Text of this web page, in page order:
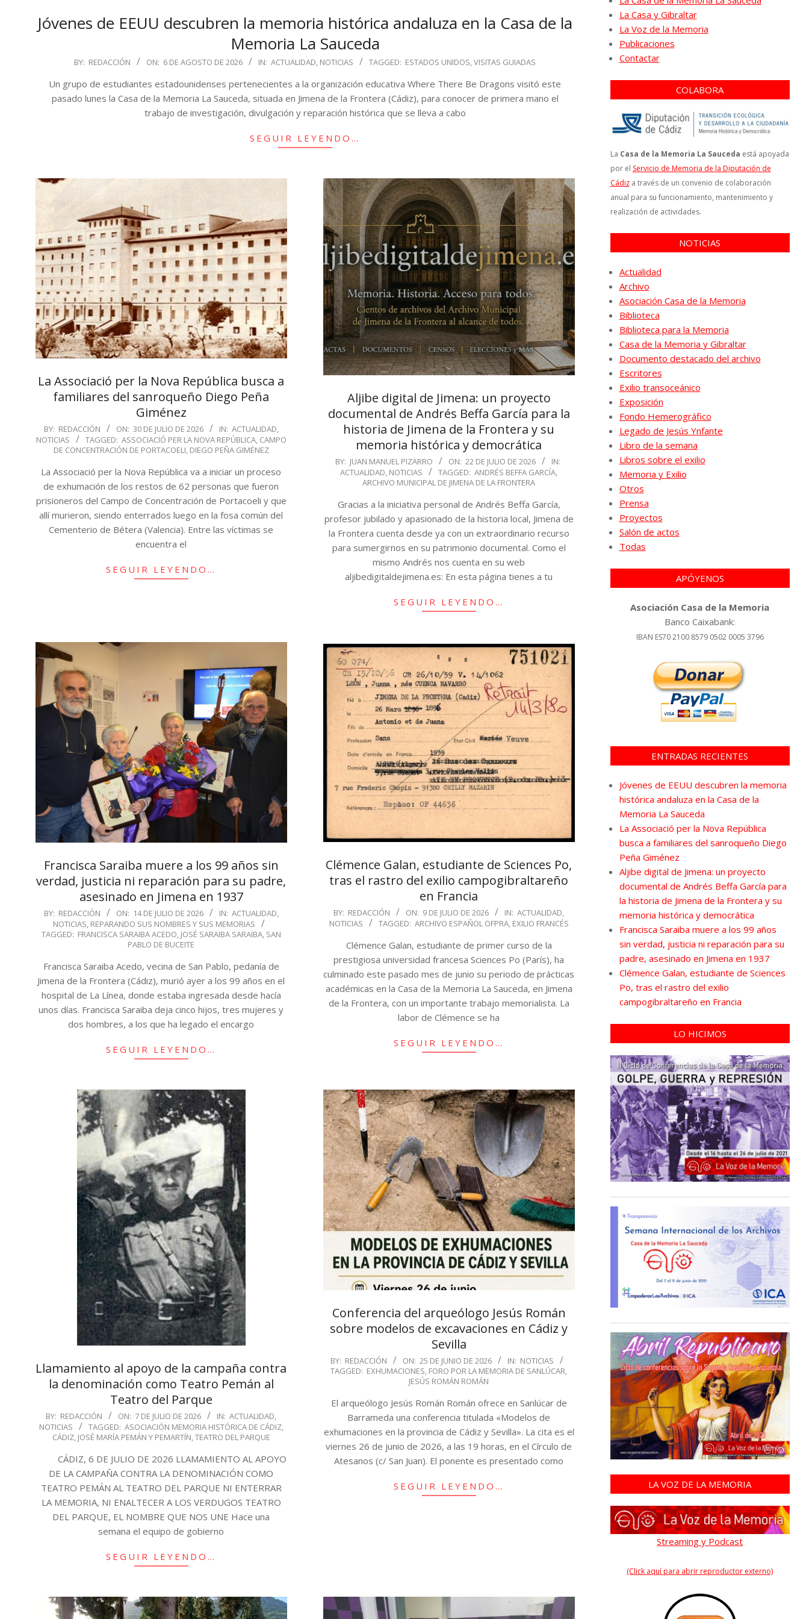
Jóvenes de EEUU descubren la memoria histórica andaluza en la Casa de la
Memoria La Sauceda
BY: REDACCIÓN ON: 6 DE AGOSTO DE 2026 IN: ACTUALIDAD, NOTICIAS TAGGED: ESTADOS UNIDOS,VISITAS GUIADAS
Un grupo de estudiantes estadounidenses pertenecientes a la organización educativa Where There Be Dragons visitó este
pasado lunes la Casa de la Memoria La Sauceda, situada en Jimena de la Frontera (Cádiz), para conocer de primera mano el
trabajo de investigación, divulgación y reparación histórica que se lleva a cabo
SEGUIR LEYENDO…
La Associació per la Nova República busca a
familiares del sanroqueño Diego Peña
Giménez
2026-
07-
BY: REDACCIÓN ON: 30 DE JULIO DE 2026 IN: ACTUALIDAD,
NOTICIAS
TAGGED: ASSOCIACIÓ PER LA NOVA REPÚBLICA, CAMPO
DE CONCENTRACIÓN DE PORTACOELI, DIEGO PEÑA GIMÉNEZ
La Associació per la Nova República va a iniciar un proceso
de exhumación de los restos de 62 personas que fueron
prisioneros del Campo de Concentración de Portacoeli y que
allí murieron, siendo enterrados luego en la fosa común del
Cementerio de Bétera (Valencia). Entre las víctimas se
encuentra el
SEGUIR LEYENDO…
Aljibe digital de Jimena: un proyecto
documental de Andrés Beffa García para la
historia de Jimena de la Frontera y su
memoria histórica y democrática
2026-
BY: JUAN MANUEL PIZARRO ON: 22 DE JULIO DE 2026
IN:
ACTUALIDAD, NOTICIAS TAGGED: ANDRÉS BEFFA GARCÍA,
ARCHIVO MUNICIPAL DE JIMENA DE LA FRONTERA
Gracias a la iniciativa personal de Andrés Beffa García,
profesor jubilado y apasionado de la historia local, Jimena de
la Frontera cuenta desde ya con un extraordinario recurso
para sumergirnos en su patrimonio documental. Como el
mismo Andrés nos cuenta en su web
aljibedigitaldejimena.es: En esta página tienes a tu
SEGUIR LEYENDO…
Francisca Saraiba muere a los 99 años sin
verdad, justicia ni reparación para su padre,
asesinado en Jimena en 1937
2026-
14
BY: REDACCIÓN ON: 14 DE JULIO DE 2026 IN: ACTUALIDAD,
NOTICIAS, REPARANDO SUS NOMBRES Y SUS MEMORIAS
TAGGED: FRANCISCA SARAIBA ACEDO, JOSÉ SARAIBA SARAIBA, SAN
PABLO DE BUCEITE
Francisca Saraiba Acedo, vecina de San Pablo, pedanía de
Jimena de la Frontera (Cádiz), murió ayer a los 99 años en el
hospital de La Línea, donde estaba ingresada desde hacía
unos días. Francisca Saraiba deja cinco hijos, tres mujeres y
dos hombres, a los que ha legado el encargo
SEGUIR LEYENDO…
Clémence Galan, estudiante de Sciences Po,
tras el rastro del exilio campogibraltareño
en Francia
2026-
07-
BY: REDACCIÓN ON: 9 DE JULIO DE 2026 IN: ACTUALIDAD,
NOTICIAS
TAGGED: ARCHIVO ESPAÑOL OFPRA, EXILIO FRANCÉS
Clémence Galan, estudiante de primer curso de la
prestigiosa universidad francesa Sciences Po (París), ha
culminado este pasado mes de junio su periodo de prácticas
académicas en la Casa de la Memoria La Sauceda, en Jimena
de la Frontera, con un importante trabajo memorialista. La
labor de Clémence se ha
SEGUIR LEYENDO…
Llamamiento al apoyo de la campaña contra
la denominación como Teatro Pemán al
Teatro del Parque
2026-
07-
BY: REDACCIÓN ON: 7 DE JULIO DE 2026 IN: ACTUALIDAD,
NOTICIAS
TAGGED: ASOCIACIÓN MEMORIA HISTÓRICA DE CÁDIZ,
CÁDIZ, JOSÉ MARÍA PEMÁN Y PEMARTÍN,TEATRO DEL PARQUE
CÁDIZ, 6 DE JULIO DE 2026 LLAMAMIENTO AL APOYO
DE LA CAMPAÑA CONTRA LA DENOMINACIÓN COMO
TEATRO PEMÁN AL TEATRO DEL PARQUE NI ENTERRAR
LA MEMORIA, NI ENALTECER A LOS VERDUGOS TEATRO
DEL PARQUE, EL NOMBRE QUE NOS UNE Hace una
semana el equipo de gobierno
SEGUIR LEYENDO…
Conferencia del arqueólogo Jesús Román
sobre modelos de excavaciones en Cádiz y
Sevilla
2026-
06-
BY: REDACCIÓN ON: 25 DE JUNIO DE 2026 IN: NOTICIAS
TAGGED: EXHUMACIONES FORO POR LA MEMORIA DE SANLÚCAR
JESÚS ROMÁN ROMÁN
El arqueólogo Jesús Román Román ofrece en Sanlúcar de
Barrameda una conferencia titulada «Modelos de
exhumaciones en la provincia de Cádiz y Sevilla». La cita es el
viernes 26 de junio de 2026, a las 19 horas, en el Círculo de
Atesanos (c/ San Juan). El ponente es presentado como
SEGUIR LEYENDO…
La Casa y Gibraltar
La Voz de la Memoria
Publicaciones
Contactar
COLABORA
La Casa de la Memoria La Sauceda está apoyada
por el Servicio de Memoria de la Diputación de
Cádiza través de un convenio de colaboración
anual para su funcionamiento, mantenimiento y
realización de actividades.
NOTICIAS
Actualidad
Archivo
Asociación Casa de la Memoria
Biblioteca
Biblioteca para la Memoria
Casa de la Memoria y Gibraltar
Documento destacado del archivo
Escritores
Exilio transoceánico
Exposición
Fondo Hemerográfico
Legado de Jesús Ynfante
Libro de la semana
Libros sobre el exilio
Memoria y Exilio
Otros
Prensa
Proyectos
Salón de actos
Todas
APÓYENOS
Asociación Casa de la Memoria
Banco Caixabank:
IBAN ES70 2100 8579 0502 0005 3796
ENTRADAS RECIENTES
Jóvenes de EEUU descubren la memoria
histórica andaluza en la Casa de la
Memoria La Sauceda
La Associació per la Nova República
busca a familiares del sanroqueño Diego
Peña Giménez
Aljibe digital de Jimena: un proyecto
documental de Andrés Beffa García para
la historia de Jimena de la Frontera y su
memoria histórica y democrática
Francisca Saraiba muere a los 99 años
sin verdad, justicia ni reparación para su
padre, asesinado en Jimena en 1937
Clémence Galan, estudiante de Sciences
Po, tras el rastro del exilio
campogibraltareño en Francia
LO HICIMOS
LA VOZ DE LA MEMORIA
Streaming y Podcast
(Click aquí para abrir reproductor externo)